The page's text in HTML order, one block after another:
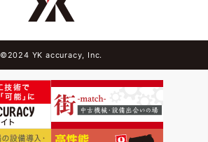
©2024 YK accuracy, Inc.